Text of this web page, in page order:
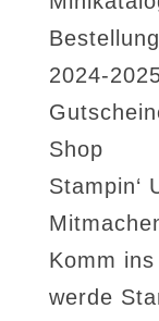
2024-
Shop
Stampin‘
Komm
werde